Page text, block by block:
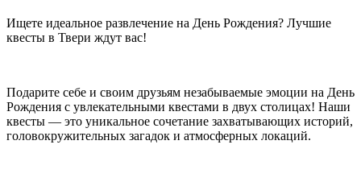
Ищете идеальное развлечение на День Рождения? Лучшие
квесты в Твери ждут вас!
Подарите себе и своим друзьям незабываемые эмоции на День
Рождения с увлекательными квестами в двух столицах! Наши
квесты — это уникальное сочетание захватывающих историй,
головокружительных загадок и атмосферных локаций.